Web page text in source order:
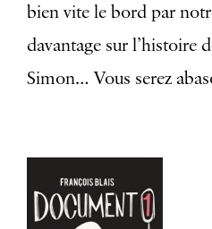
bien vite le bord par
davantage sur l’histoire
Simon… Vous serez